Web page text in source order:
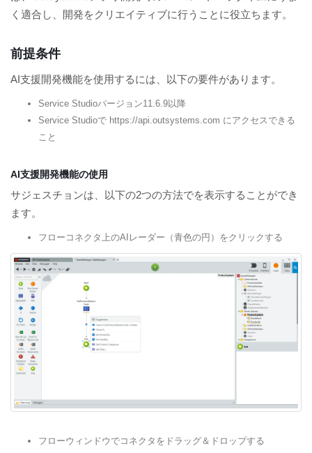
く適合し、開発をクリエイティブに行うことに役立ちます。
前提条件
AI支援開発機能を使用するには、以下の要件があります。
Service Studioバージョン11.6.9以降
Service Studioで https://api.outsystems.com にアクセスできる
こと
AI支援開発機能の使用
サジェスチョンは、以下の2つの方法でを表示することができ
ます。
フローコネクタ上のAIレーダー（青色の円）をクリックする
フローウィンドウでコネクタをドラッグ＆ドロップする